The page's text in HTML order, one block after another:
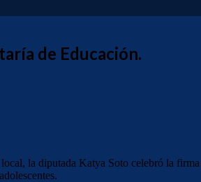
de Educación.
la diputada Katya Soto celebró la